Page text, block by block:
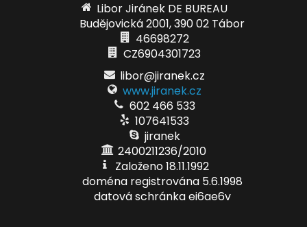
Libor Jiránek DE BUREAU
Budějovická 2001, 390 02 Tábor
46698272
CZ6904301723
libor@jiranek.cz
www.jiranek.cz
602 466 533
107641533
jiranek
2400211236/2010
Založeno 18.11.1992
doména registrována 5.6.1998
datová schránka ei6ae6v